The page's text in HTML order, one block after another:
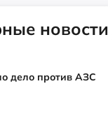
новости
дело против АЗС